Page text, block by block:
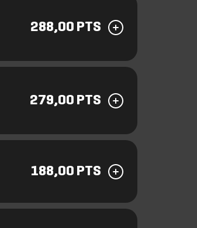
288,00 PTS
279,00 PTS
188,00 PTS